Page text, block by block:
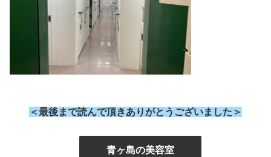
＜最後まで読んで頂きありがとうございました＞
青ヶ島の美容室